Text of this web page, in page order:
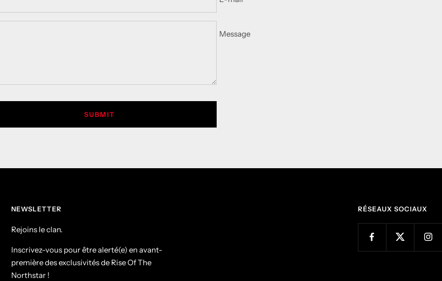
Message
SUBMIT
NEWSLETTER
Rejoins le clan.
Inscrivez-vous pour être alerté(e) en avant-
première des exclusivités de Rise Of The
Northstar !
RÉSEAUX SOCIAUX